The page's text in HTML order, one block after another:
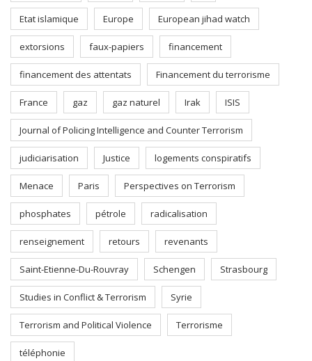
Etat islamique Europe European jihad watch
extorsions faux-papiers financement
financement des attentats Financement du terrorisme
France gaz gaz naturel Irak ISIS
Journal of Policing Intelligence and Counter Terrorism
judiciarisation Justice logements conspiratifs
Menace Paris Perspectives on Terrorism
phosphates pétrole radicalisation
renseignement retours revenants
Saint-Etienne-Du-Rouvray Schengen Strasbourg
Studies in Conflict & Terrorism Syrie
Terrorism and Political Violence Terrorisme
téléphonie